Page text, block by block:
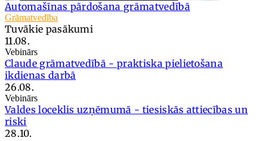
Automašīnas pārdošana grāmatvedībā
Grāmatvedība
Tuvākie pasākumi
11.08.
Vebinārs
Claude grāmatvedībā - praktiska pielietošana
ikdienas darbā
26.08.
Vebinārs
Valdes loceklis uzņēmumā - tiesiskās attiecības un
riski
28.10.